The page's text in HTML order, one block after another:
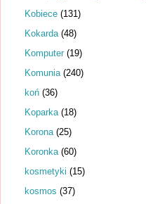
Kobiece (131)
Kokarda (48)
Komputer (19)
Komunia (240)
koń (36)
Koparka (18)
Korona (25)
Koronka (60)
kosmetyki (15)
kosmos (37)